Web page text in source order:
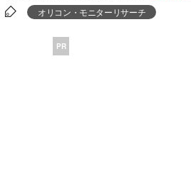
オリコン・モニターリサーチ
PR